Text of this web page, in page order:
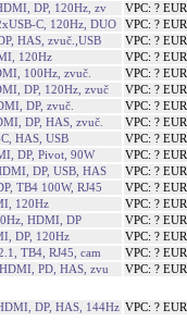
DP, 120Hz, zv
VPC: ? EUR
C, 120Hz, DUO
VPC: ? EUR
HAS, zvuč.,USB
VPC: ? EUR
120Hz
VPC: ? EUR
100Hz, zvuč.
VPC: ? EUR
DP, 120Hz, zvuč
VPC: ? EUR
DP, zvuč.
VPC: ? EUR
DP, HAS, zvuč.
VPC: ? EUR
HAS, USB
VPC: ? EUR
DP, Pivot, 90W
VPC: ? EUR
DP, USB, HAS
VPC: ? EUR
TB4 100W, RJ45
VPC: ? EUR
120Hz
VPC: ? EUR
HDMI, DP
VPC: ? EUR
DP, 120Hz
VPC: ? EUR
TB4, RJ45, cam
VPC: ? EUR
PD, HAS, zvu
VPC: ? EUR
DP, HAS, 144Hz VPC: ? EUR